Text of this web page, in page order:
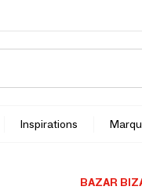
Inspirations
BAZAR